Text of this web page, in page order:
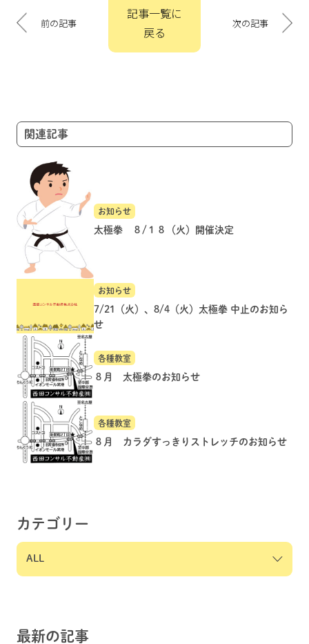
稿
ナ
ョ
ン
前の記事
記事一覧に
戻る
次の記事
関連記事
お知らせ
太極拳 ８/１８（火）開催決定
お知らせ
7/21（火）、8/4（火）太極拳 中止のお知ら
せ
各種教室
８月 太極拳のお知らせ
各種教室
８月 カラダすっきりストレッチのお知らせ
カテゴリー
最新の記事